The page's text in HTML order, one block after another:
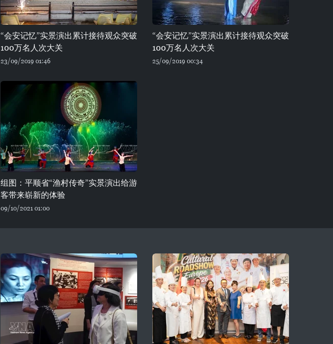
“会安记忆”实景演出累计接待观众突破
100万名人次大关
23/09/2019 01:46
“会安记忆”实景演出累计接待观众突破
100万名人次大关
25/09/2019 00:34
组图：平顺省“渔村传奇”实景演出给游
客带来崭新的体验
09/10/2021 01:00